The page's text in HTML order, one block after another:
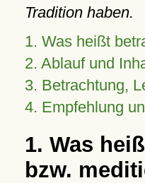
Tradition haben.
1. Was heißt
2. Ablauf und
3. Betrachtung,
4. Empfehlung
1. Was
bzw.